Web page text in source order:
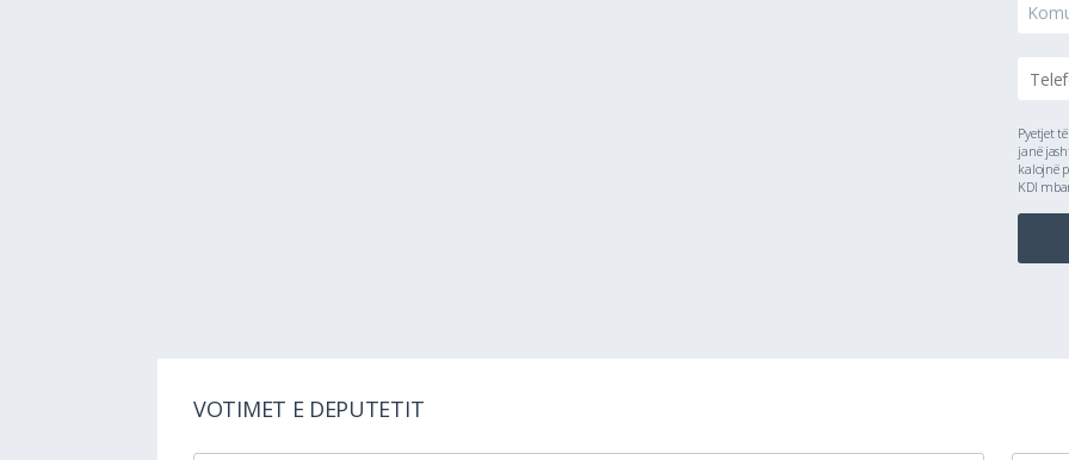
Pyetjet
janë
kalojnë
KDI
VOTIMET E DEPUTETIT